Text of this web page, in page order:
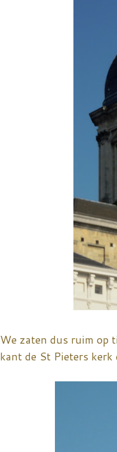
We zaten dus ruim op
kant de St Pieters kerk